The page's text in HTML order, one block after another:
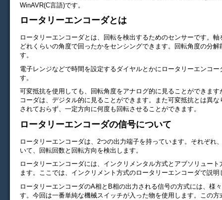
WinAVR(C言語)です。
ロータリーエンコーダとは
ロータリーエンコーダとは、回転を検出するためのセンサーです。
どれくらいの角度で回ったかをセンシングできます。回転角度の分解
す。
電子レンジなどで時間を設定するダイヤルとかにロータリーエンコ
す。
可変抵抗を使用しても、回転角度をアナログ的に見ることができます
コーダは、デジタル的に見ることができます。また可変抵抗とは異
されておらず、一定方向に何度も回転させることができます。
ロータリーエンコーダの信号について
ロータリーエンコーダは、2つの出力端子を持っています。それぞれ
いて、回転回数と回転方向を検出します。
ロータリーエンコーダには、インクリメンタル方式とアブソリュー
ます。ここでは、インクリメント方式のロータリーエンコーダで説明
ロータリーエンコーダのA相とB相の出力される信号の方式には、様
す。今回は一番単純な機械スイッチが入った物を使用します。この方